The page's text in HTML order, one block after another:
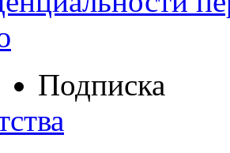
Подписка